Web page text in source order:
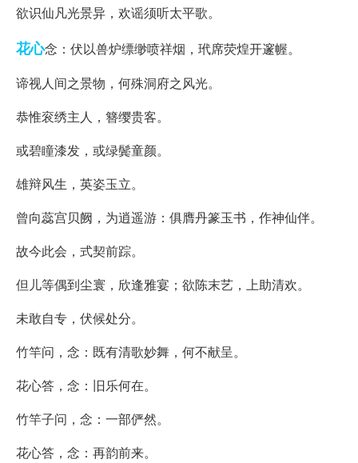
欲识仙凡光景异，欢谣须听太平歌。
花心念：伏以兽炉缥缈喷祥烟，玳席荧煌开邃幄。
谛视人间之景物，何殊洞府之风光。
恭惟衮绣主人，簪缨贵客。
或碧瞳漆发，或绿鬓童颜。
雄辩风生，英姿玉立。
曾向蕊宫贝阙，为逍遥游：俱膺丹篆玉书，作神仙伴。
故今此会，式契前踪。
但儿等偶到尘寰，欣逢雅宴；欲陈末艺，上助清欢。
未敢自专，伏候处分。
竹竿问，念：既有清歌妙舞，何不献呈。
花心答，念：旧乐何在。
竹竿子问，念：一部俨然。
花心答，念：再韵前来。